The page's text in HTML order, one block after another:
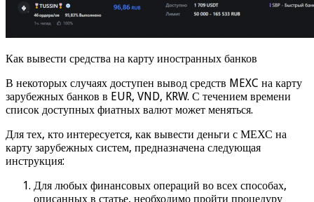
Как вывести средства на карту иностранных банков
В некоторых случаях доступен вывод средств MEXC на карту
зарубежных банков в EUR, VND, KRW. С течением времени
список доступных фиатных валют может меняться.
Для тех, кто интересуется, как вывести деньги с МЕХС на
карту зарубежных систем, предназначена следующая
инструкция:
Для любых финансовых операций во всех способах,
описанных в статье, необходимо пройти процедуру